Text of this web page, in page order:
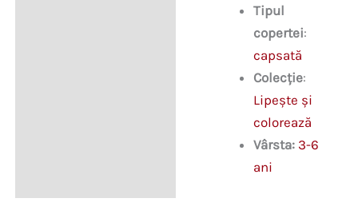
Tipul
copertei:
capsată
Colecție:
Lipește și
colorează
Vârsta: 3-6
ani